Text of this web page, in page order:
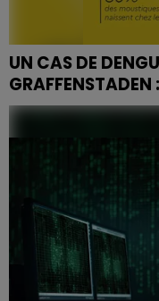
UN CAS DE
GRAFFENSTADEN
Après l'identification
autorités